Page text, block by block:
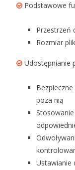
Podstawowe
Przestrzeń
Rozmiar
Udostępnianie
poza nią
Ustawianie